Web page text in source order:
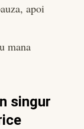
apoi
mana
singur